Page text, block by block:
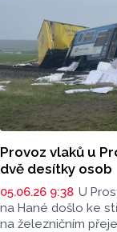
Provoz vlaků u
dvě desítky osob
05.06.26 9:38 U
na Hané došlo ke
na železničním